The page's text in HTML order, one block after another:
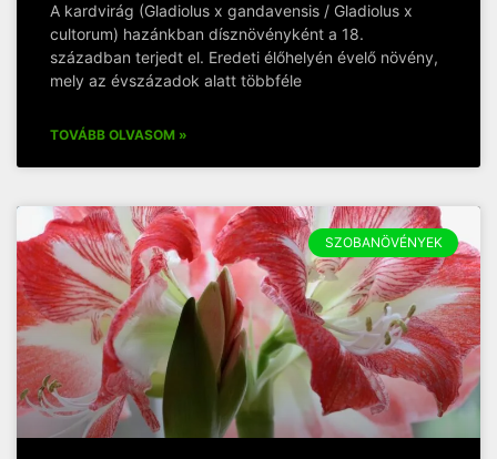
A kardvirág (Gladiolus x gandavensis / Gladiolus x
cultorum) hazánkban dísznövényként a 18.
században terjedt el. Eredeti élőhelyén évelő növény,
mely az évszázadok alatt többféle
TOVÁBB OLVASOM »
SZOBANÖVÉNYEK